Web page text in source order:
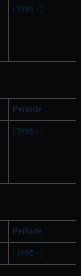
(1995 - )
Periode
(1995 - )
Periode
(1995 - )